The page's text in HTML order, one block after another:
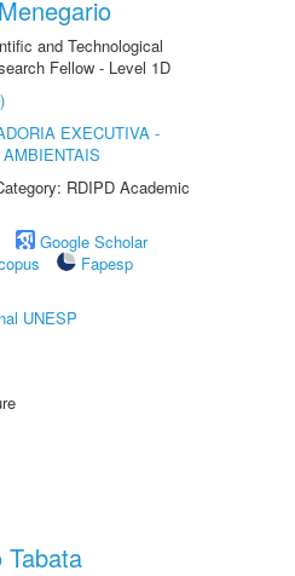
and Technological
Fellow - Level 1D
EXECUTIVA -
RDIPD Academic
Google Scholar
Fapesp
UNESP
Tabata